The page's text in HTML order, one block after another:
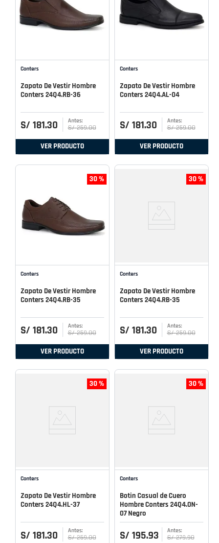
Conters
Zapato De Vestir Hombre
Conters 24Q4.RB-36
S/ 181.30 S/ 259.00
VER PRODUCTO
Conters
Zapato De Vestir Hombre
Conters 24Q4.AL-04
S/ 181.30 S/ 259.00
VER PRODUCTO
30 %
Conters
Zapato De Vestir Hombre
Conters 24Q4.RB-35
S/ 181.30 S/ 259.00
VER PRODUCTO
30 %
Conters
Zapato De Vestir Hombre
Conters 24Q4.RB-35
S/ 181.30 S/ 259.00
VER PRODUCTO
30 %
Conters
Zapato De Vestir Hombre
Conters 24Q4.HL-37
S/ 181.30 S/ 259.00
30 %
Conters
Botin Casual de Cuero
Hombre Conters 24Q4.ON-
07 Negro
S/ 195.93 S/ 279.90